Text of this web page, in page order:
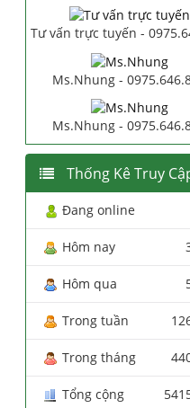
Tư vấn trực tuyến -
Ms.Nhung -
Ms.Nhung -
Thống Kê Truy
Đang online
Hôm nay
Hôm qua
Trong tuần
Trong tháng
Tổng cộng